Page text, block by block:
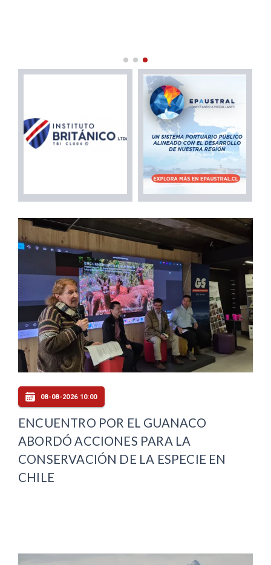
08-08-2026 10:00
ENCUENTRO POR EL GUANACO
ABORDÓ ACCIONES PARA LA
CONSERVACIÓN DE LA ESPECIE EN
CHILE